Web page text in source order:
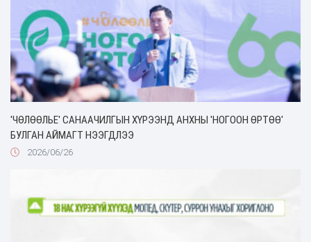
'ЧӨЛӨӨЛЬЕ' САНААЧИЛГЫН ХҮРЭЭНД АНХНЫ 'НОГООН ӨРТӨӨ'
БУЛГАН АЙМАГТ НЭЭГДЛЭЭ
2026/06/26